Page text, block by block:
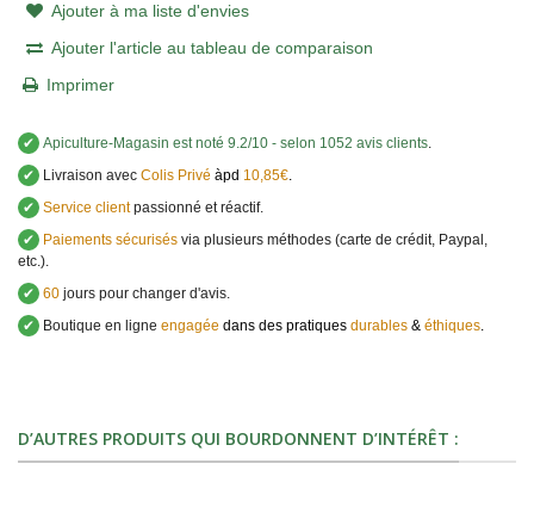
Ajouter à ma liste d'envies
Ajouter l'article au tableau de comparaison
Imprimer
✔ Apiculture-Magasin est noté 9.2/10 - selon 1052 avis clients.
✔
Livraison avec Colis Privé àpd 10,85€.
✔ Service clientpassionné et réactif.
✔
Paiements sécurisés via plusieurs méthodes (carte de crédit, Paypal,
etc.).
✔ 60 jours pour changer d'avis.
✔
Boutique en ligne engagée dans des pratiques durables & éthiques.
D’AUTRES PRODUITS QUI BOURDONNENT D’INTÉRÊT :